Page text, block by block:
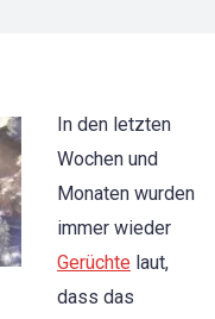
In den letzten
Wochen und
Monaten wurden
immer wieder
Gerüchte laut,
dass das